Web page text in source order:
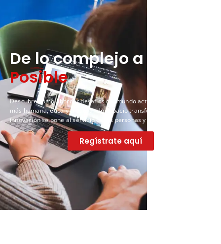
De lo complejo a lo
Posible
Descubre cómo abordar desafíos del mundo actual desde una mirada
más humana, ética y creativa. Un espacio transformador donde la
innovación se pone al servicio de las personas y las organizaciones.
Regístrate aquí